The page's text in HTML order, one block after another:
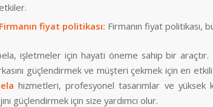
Firmanın fiyat politikası: Firmanın fiyat politikası,
işletmeler için hayati öneme sahip bir araçtır.
güçlendirmek ve müşteri çekmek için en
hizmetleri, profesyonel tasarımlar ve yüksek
güçlendirmek için size yardımcı olur.